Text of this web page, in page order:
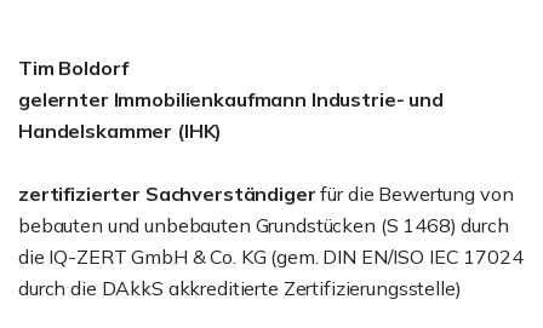
Tim Boldorf
gelernter Immobilienkaufmann Industrie- und
Handelskammer (IHK)
zertifizierter Sachverständiger für die Bewertung von
bebauten und unbebauten Grundstücken (S 1468) durch
die IQ-ZERT GmbH & Co. KG (gem. DIN EN/ISO IEC 17024
durch die DAkkS akkreditierte Zertifizierungsstelle)